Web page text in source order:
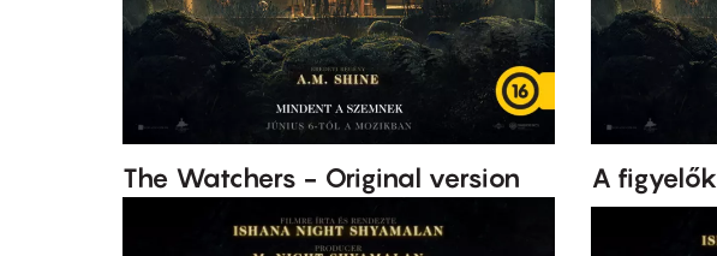
The Watchers - Original version A figyelők